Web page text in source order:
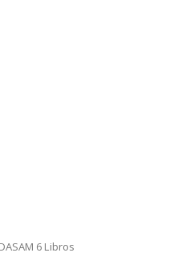
6 Libros